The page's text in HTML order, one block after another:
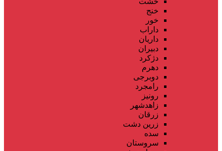
خنج
خور
داراب
داریان
دبیران
دژکرد
دهرم
دوبرجی
رامجرد
رونیز
زاهدشهر
زرقان
زرین دشت
سده
سروستان